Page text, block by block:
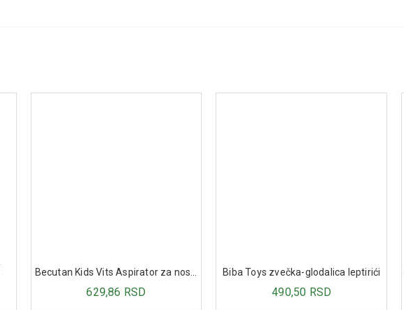
629,86 RSD
Biba Toys zvečka-glodalica leptirići
490,50 RSD